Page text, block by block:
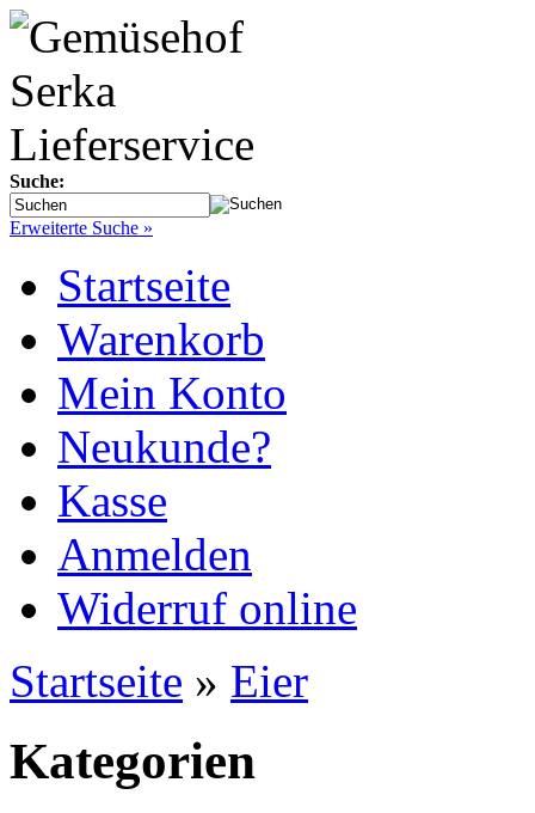
Suche:
Erweiterte Suche »
Startseite
Warenkorb
Mein Konto
Neukunde?
Kasse
Anmelden
Widerruf online
Startseite » Eier
Kategorien